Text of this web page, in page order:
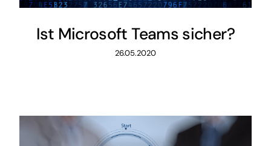
Ist Microsoft Teams sicher?
26.05.2020